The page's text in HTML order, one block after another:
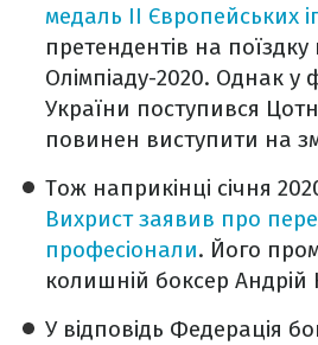
медаль II Європейських
претендентів на поїздку
Олімпіаду-2020. Однак у
України поступився
повинен виступити на
Тож наприкінці січня
Вихрист заявив про
професіонали. Його
колишній боксер Андрій
У відповідь Федерація